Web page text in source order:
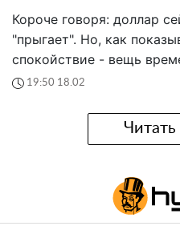
Короче говоря: доллар
"прыгает". Но, как
спокойствие - вещь
19:50 18.02